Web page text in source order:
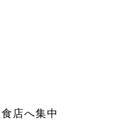
店へ集中